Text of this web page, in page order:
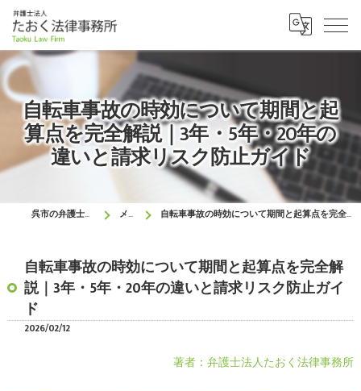
自転車事故の時効について期間と起
算点を完全解説｜3年・5年・20年の
違いと請求リスク防止ガイド
呉市の弁護士はたおく法律事務所 メディア 自転車事故の時効について期間と起算点を完全解説｜3年・5年・20年の違いと請求リスク防止ガイド
自転車事故の時効について期間と起算点を完全解
説｜3年・5年・20年の違いと請求リスク防止ガイ
ド
2026/02/12
著者：弁護士法人たおく法律事務所